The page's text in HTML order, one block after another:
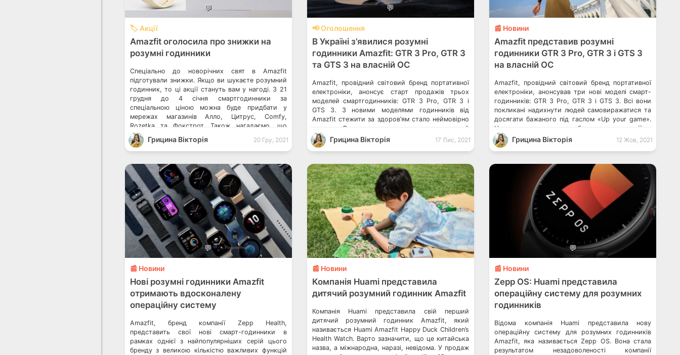
💬
🏷️ Акції
Amazfit оголосила про знижки на
розумні годинники
Спеціально до новорічних свят в Amazfit
підготували знижки. Якщо ви шукаєте розумний
годинник, то ці акції стануть вам у нагоді. З 21
грудня до 4 січня смартгодинники за
спеціальною ціною можна буде придбати у
мережах магазинів Алло, Цитрус, Comfy,
Rozetka та Фокстрот. Також нагадаємо, що
в Україні з’явилися розумні годинники Amazfit:
GTR 3 Pro, GTR 3 та […]
Грицина Вікторія 20 Гру, 2021
💬
📢 Оголошення
В Україні з’явилися розумні
годинники Amazfit: GTR 3 Pro, GTR 3
та GTS 3 на власній ОС
Amazfit, провідний світовий бренд портативної
електроніки, анонсує старт продажів трьох
моделей смартгодинників: GTR 3 Pro, GTR 3 і
GTS 3. З новими моделями годинників від
Amazfit стежити за здоров’ям стало неймовірно
просто. Вони допомагають вести здоровий
спосіб життя, бути продуктивнішими і при
цьому виглядати стильно. Пристрої працюють
що поєднує елегантний […]
Грицина Вікторія 17 Лис, 2021
💬
📰 Новини
Amazfit представив розумні
годинники GTR 3 Pro, GTR 3 і GTS 3
на власній ОС
Amazfit, провідний світовий бренд портативної
електроніки, анонсував три нові моделі смарт-
годинників: GTR 3 Pro, GTR 3 і GTS 3. Всі вони
покликані надихнути людей самовиражатися та
досягати бажаного під гаслом «Up your game».
Це частина оновленого брендингу компанії, в
якому особливу увагу приділили цінностям і
стилю життя реальних користувачів. З новими
Грицина Вікторія 12 Жов, 2021
💬
📰 Новини
Нові розумні годинники Amazfit
отримають вдосконалену
операційну систему
Amazfit, бренд компанії Zepp Health,
представить свої нові смарт-годинники в
рамках однієї з найпопулярніших серій цього
бренду з великою кількістю важливих функцій
💬
📰 Новини
Компанія Huami представила
дитячий розумний годинник Amazfit
Компанія Huami представила свій перший
дитячий розумний годинник Amazfit, який
називається Huami Amazfit Happy Duck Children’s
Health Watch. Варто зазначити, що це китайська
назва, а міжнародна, наразі, невідома. У продаж
💬
📰 Новини
Zepp OS: Huami представила
операційну систему для розумних
годинників
Відома компанія Huami представила нову
операційну систему для розумних годинників
Amazfit, яка називається Zepp OS. Вона стала
результатом незадоволеності компанії